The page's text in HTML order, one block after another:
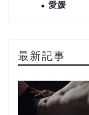
愛媛
最新記事